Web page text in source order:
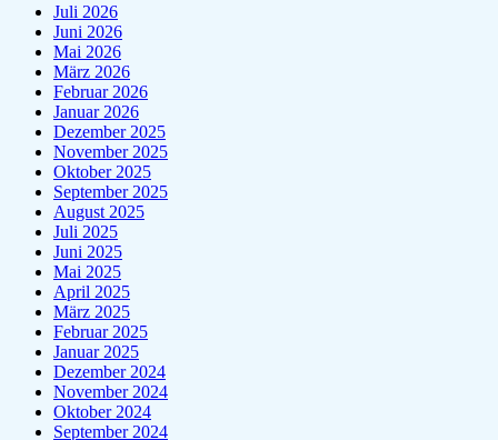
Juli 2026
Juni 2026
Mai 2026
März 2026
Februar 2026
Januar 2026
Dezember 2025
November 2025
Oktober 2025
September 2025
August 2025
Juli 2025
Juni 2025
Mai 2025
April 2025
März 2025
Februar 2025
Januar 2025
Dezember 2024
November 2024
Oktober 2024
September 2024